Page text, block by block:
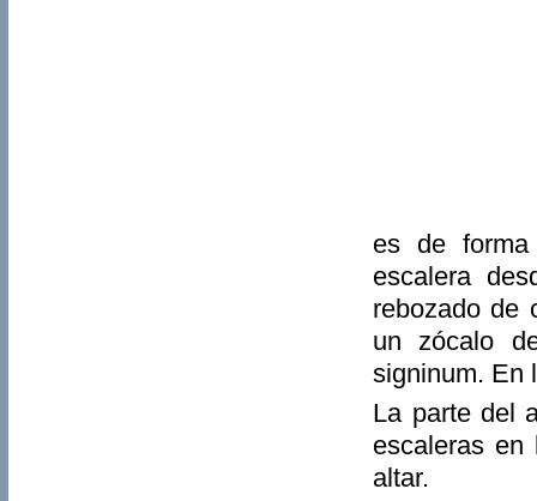
es de
escalera
rebozado de
un zócalo
signinum. En
La parte del
escaleras
altar.